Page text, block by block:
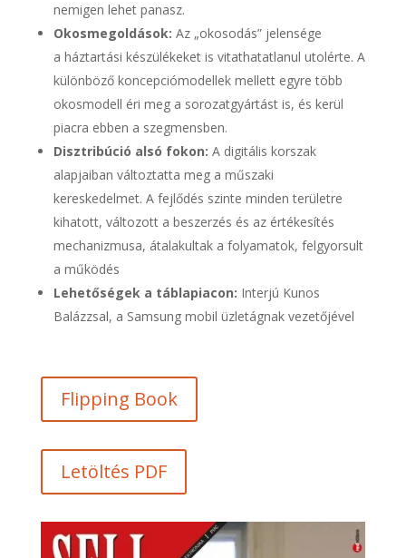
nemigen lehet panasz.
Okosmegoldások: Az „okosodás” jelensége
a háztartási készülékeket is vitathatatlanul utolérte. A
különböző koncepciómodellek mellett egyre több
okosmodell éri meg a sorozatgyártást is, és kerül
piacra ebben a szegmensben.
Disztribúció alsó fokon: A digitális korszak
alapjaiban változtatta meg a műszaki
kereskedelmet. A fejlődés szinte minden területre
kihatott, változott a beszerzés és az értékesítés
mechanizmusa, átalakultak a folyamatok, felgyorsult
a működés
Lehetőségek a táblapiacon: Interjú Kunos
Balázzsal, a Samsung mobil üzletágnak vezetőjével
Flipping Book
Letöltés PDF